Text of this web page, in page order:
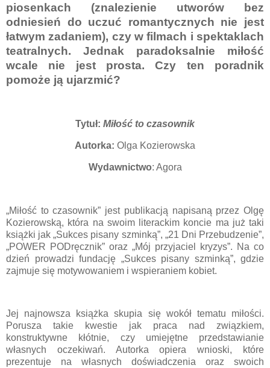
piosenkach (znalezienie utworów bez
odniesień do uczuć romantycznych nie jest
łatwym zadaniem), czy w filmach i spektaklach
teatralnych. Jednak paradoksalnie miłość
wcale nie jest prosta. Czy ten poradnik
pomoże ją ujarzmić?
Tytuł: Miłość to czasownik
Autorka: Olga Kozierowska
Wydawnictwo: Agora
„Miłość to czasownik” jest publikacją napisaną przez Olgę
Kozierowską, która na swoim literackim koncie ma już taki
książki jak „Sukces pisany szminką”, „21 Dni Przebudzenie”,
„POWER PODręcznik” oraz „Mój przyjaciel kryzys”. Na co
dzień prowadzi fundację „Sukces pisany szminką”, gdzie
zajmuje się motywowaniem i wspieraniem kobiet.
Jej najnowsza książka skupia się wokół tematu miłości.
Porusza takie kwestie jak praca nad związkiem,
konstruktywne kłótnie, czy umiejętne przedstawianie
własnych oczekiwań. Autorka opiera wnioski, które
prezentuje na własnych doświadczenia oraz swoich